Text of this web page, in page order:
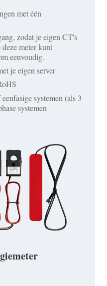
met één
zodat je eigen CT's
meter kunt
eenvoudig.
je eigen server
systemen (als 3
systemen